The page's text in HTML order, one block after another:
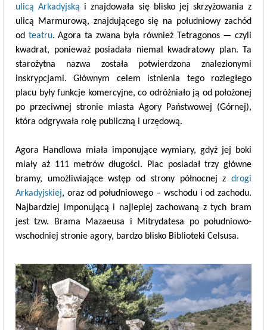
ulicą Arkadyjską i znajdowała się blisko jej skrzyżowania z
ulicą Marmurową, znajdującego się na południowy zachód
od teatru. Agora ta zwana była również Tetragonos — czyli
kwadrat, ponieważ posiadała niemal kwadratowy plan. Ta
starożytna nazwa została potwierdzona znalezionymi
inskrypcjami. Głównym celem istnienia tego rozległego
placu były funkcje komercyjne, co odróżniało ją od położonej
po przeciwnej stronie miasta Agory Państwowej (Górnej),
która odgrywała rolę publiczną i urzędową.
Agora Handlowa miała imponujące wymiary, gdyż jej boki
miały aż 111 metrów długości. Plac posiadał trzy główne
bramy, umożliwiające wstęp od strony północnej z drogi
Arkadyjskiej, oraz od południowego – wschodu i od zachodu.
Najbardziej imponującą i najlepiej zachowaną z tych bram
jest tzw. Brama Mazaeusa i Mitrydatesa po południowo-
wschodniej stronie agory, bardzo blisko Biblioteki Celsusa.